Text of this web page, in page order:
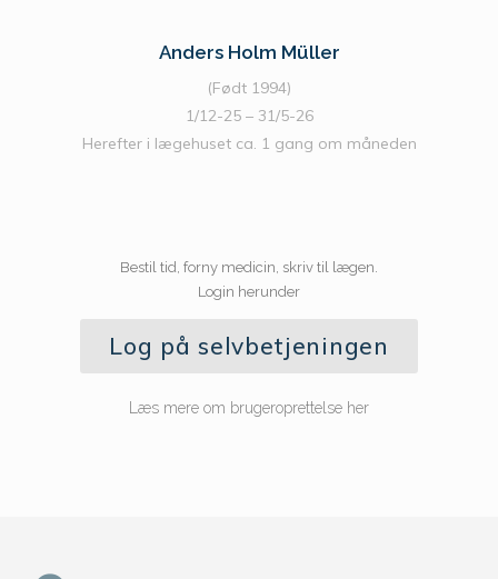
Anders Holm Müller
(Født 1994)
1/12-25 – 31/5-26
Herefter i lægehuset ca. 1 gang om måneden
Bestil tid, forny medicin, skriv til lægen.
Login herunder
Log på selvbetjeningen
Læs mere om brugeroprettelse her